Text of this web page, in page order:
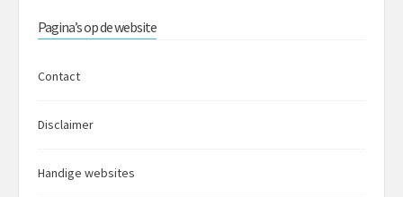
Pagina’s op de website
Contact
Disclaimer
Handige websites